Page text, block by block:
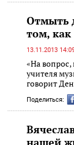
Отмыть
том, как
13.11.2013
«На вопрос,
учителя
говорит
Поделиться: